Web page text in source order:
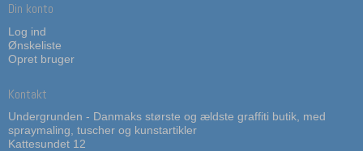
Din konto
Log ind
Ønskeliste
Opret bruger
Kontakt
Undergrunden - Danmaks største og ældste graffiti butik, med
spraymaling, tuscher og kunstartikler
Kattesundet 12